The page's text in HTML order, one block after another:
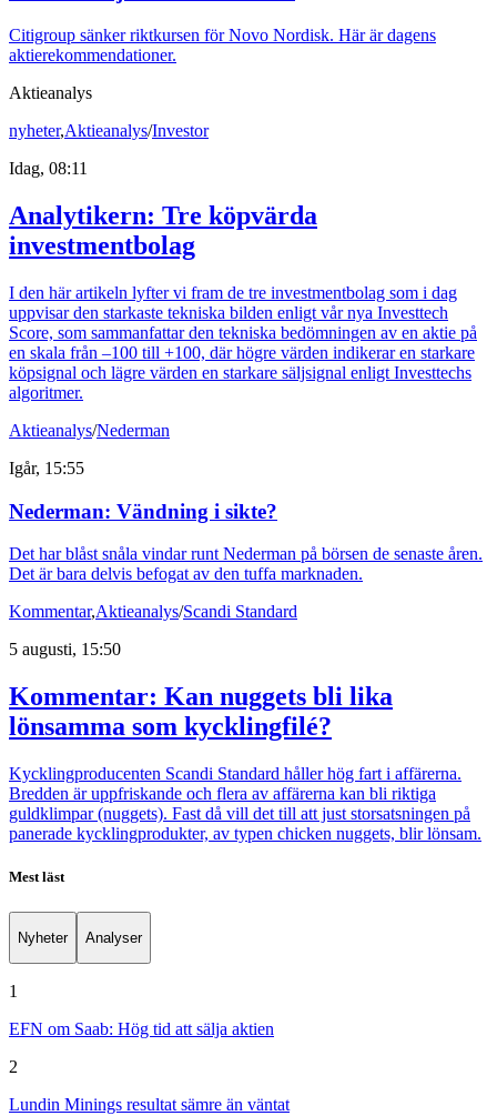
Citigroup sänker riktkursen för Novo Nordisk. Här är dagens
aktierekommendationer.
Aktieanalys
nyheter,Aktieanalys/Investor
Idag, 08:11
Analytikern: Tre köpvärda
investmentbolag
I den här artikeln lyfter vi fram de tre investmentbolag som i dag
uppvisar den starkaste tekniska bilden enligt vår nya Investtech
Score, som sammanfattar den tekniska bedömningen av en aktie på
en skala från –100 till +100, där högre värden indikerar en starkare
köpsignal och lägre värden en starkare säljsignal enligt Investtechs
algoritmer.
Aktieanalys/Nederman
Igår, 15:55
Nederman: Vändning i sikte?
Det har blåst snåla vindar runt Nederman på börsen de senaste åren.
Det är bara delvis befogat av den tuffa marknaden.
Kommentar,Aktieanalys/Scandi Standard
5 augusti, 15:50
Kommentar: Kan nuggets bli lika
lönsamma som kycklingfilé?
Kycklingproducenten Scandi Standard håller hög fart i affärerna.
Bredden är uppfriskande och flera av affärerna kan bli riktiga
guldklimpar (nuggets). Fast då vill det till att just storsatsningen på
panerade kycklingprodukter, av typen chicken nuggets, blir lönsam.
Mest läst
Nyheter Analyser
1
EFN om Saab: Hög tid att sälja aktien
2
Lundin Minings resultat sämre än väntat